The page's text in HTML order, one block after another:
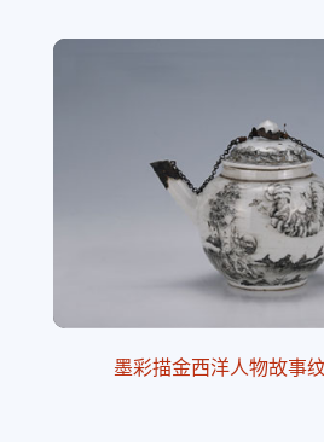
墨彩描金西洋人物故事